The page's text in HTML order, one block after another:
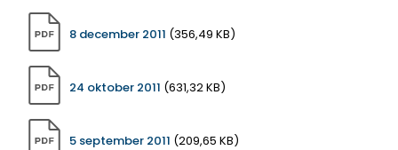
8 december 2011 (356,49 KB)
24 oktober 2011 (631,32 KB)
5 september 2011 (209,65 KB)